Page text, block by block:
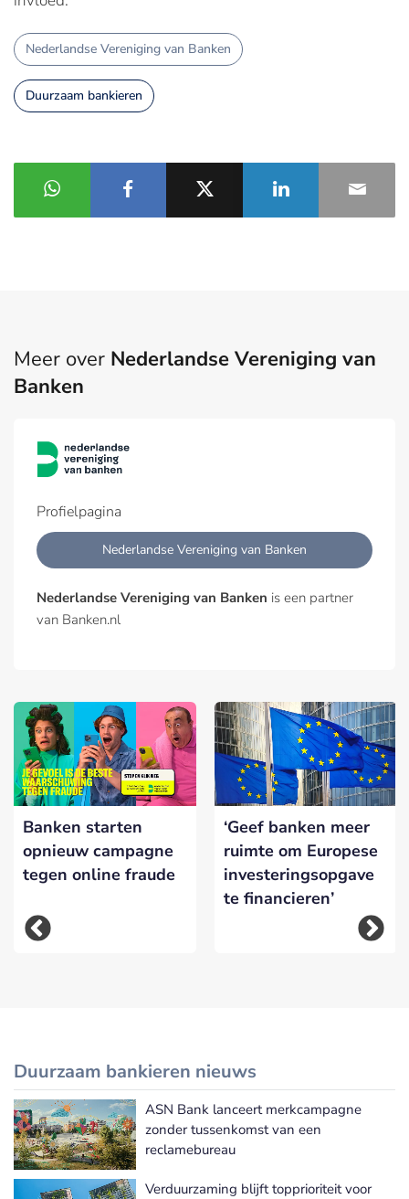
Nederlandse Vereniging van Banken
Duurzaam bankieren
Meer over Nederlandse Vereniging van
Banken
Profielpagina
Nederlandse Vereniging van Banken
Nederlandse Vereniging van Banken is een partner
van Banken.nl
Banken starten
opnieuw campagne
tegen online fraude
‘Geef banken meer
ruimte om Europese
investeringsopgave
te financieren’
Duurzaam bankieren nieuws
Meer Duurzaam bankieren nieuws
ASN Bank lanceert merkcampagne
zonder tussenkomst van een
reclamebureau
Verduurzaming blijft topprioriteit voor